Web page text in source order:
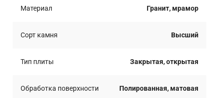
Материал Гранит, мрамор
Сорт камня Высший
Тип плиты Закрытая, открытая
Обработка поверхности Полированная, матовая